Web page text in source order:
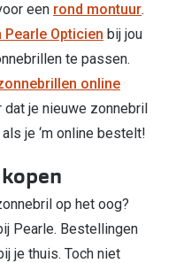
een rond montuur.
Pearle Opticien bij jou
te passen.
online
je nieuwe zonnebril
je ‘m online bestelt!
op het oog?
Pearle. Bestellingen
je thuis. Toch niet